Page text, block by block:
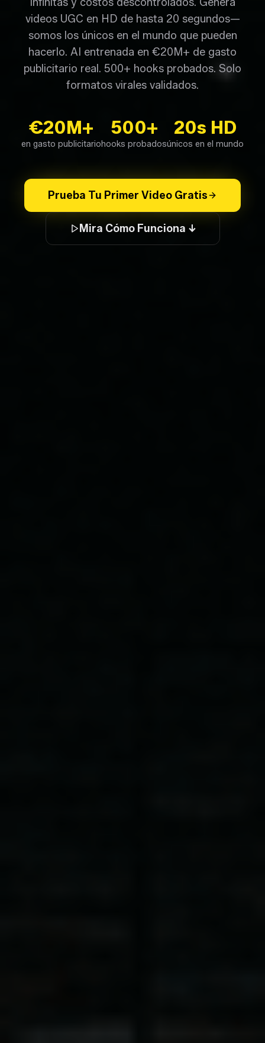
videos UGC en HD de hasta 20 segundos—
somos los únicos en el mundo que pueden
hacerlo. AI entrenada en €20M+ de gasto
publicitario real. 500+ hooks probados. Solo
formatos virales validados.
€20M+
en gasto publicitario
500+
hooks probados
20s HD
únicos en el mundo
Prueba Tu Primer Video Gratis
Mira Cómo Funciona ↓